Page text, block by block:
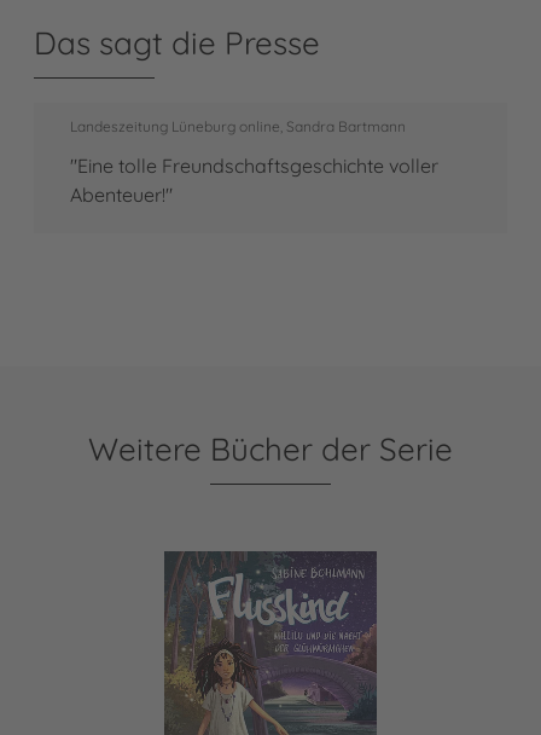
Das sagt die Presse
Landeszeitung Lüneburg online, Sandra Bartmann
"Eine tolle Freundschaftsgeschichte voller
Abenteuer!"
Weitere Bücher der Serie